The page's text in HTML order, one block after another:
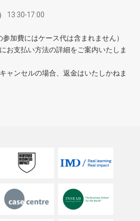
13:30-17:00
加費にはケース代は含まれません）
お支払い方法の詳細をご案内いたしま
ャンセルの場合、返金はいたしかねま